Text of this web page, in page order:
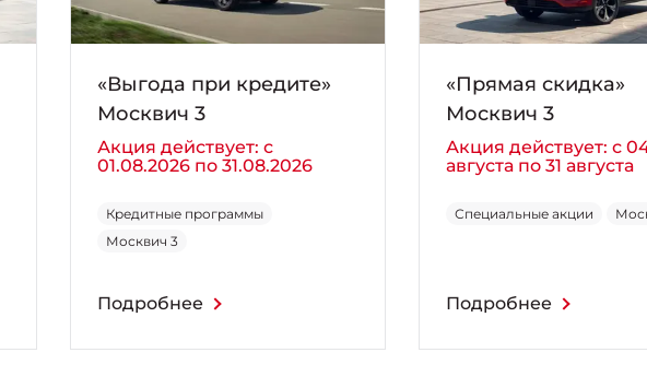
«Выгода при кредите»
Москвич 3
Акция действует: с
01.08.2026 по 31.08.2026
Кредитные программы
Москвич 3
Подробнее
«Прямая скидка»
Москвич 3
Акция действует: с
августа по 31 августа
Специальные акции
Подробнее